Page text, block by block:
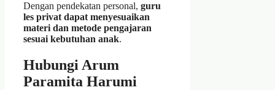
Dengan pendekatan personal, guru
les privat dapat menyesuaikan
materi dan metode pengajaran
sesuai kebutuhan anak.
Hubungi Arum
Paramita Harumi